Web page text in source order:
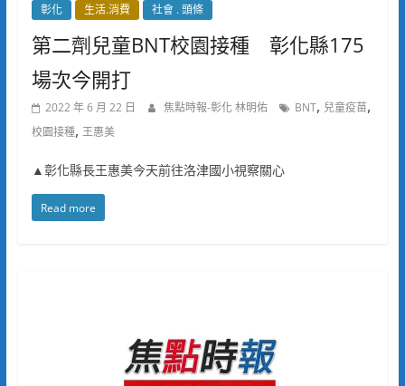
彰化 生活.消費 社會 . 頭條
第二劑兒童BNT校園接種 彰化縣175
場次今開打
2022 年 6 月 22 日 焦點時報-彰化 林明佑 BNT, 兒童疫苗,
校園接種, 王惠美
▲彰化縣長王惠美今天前往洛津國小視察關心
Read more